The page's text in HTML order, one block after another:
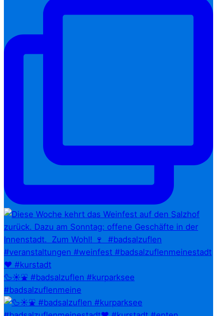
🦆☀️⛲ #badsalzuflen #kurparksee
#badsalzuflenmeine